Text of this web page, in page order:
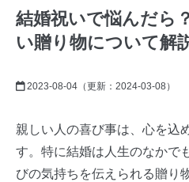
結婚祝いで悩んだら
い贈り物について解
2023-08-04 （更新： 2024-03-08 ）
親しい人の喜び事は、心を込
す。特に結婚は人生のなかで
びの気持ちを伝えられる贈り